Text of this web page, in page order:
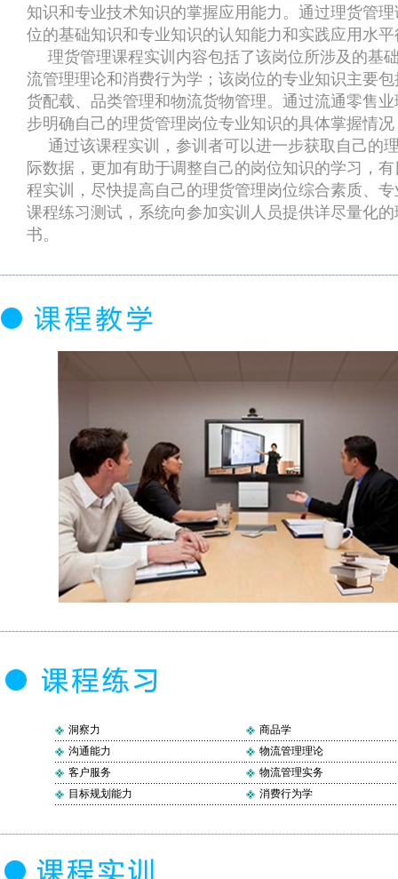
知识和专业技术知识的掌握应用能力。通过理货管
位的基础知识和专业知识的认知能力和实践应用水
理货管理课程实训内容包括了该岗位所涉及的基
流管理理论和消费行为学；该岗位的专业知识主要
货配载、品类管理和物流货物管理。通过流通零售
步明确自己的理货管理岗位专业知识的具体掌握情
通过该课程实训，参训者可以进一步获取自己的
际数据，更加有助于调整自己的岗位知识的学习，
程实训，尽快提高自己的理货管理岗位综合素质、
课程练习测试，系统向参加实训人员提供详尽量化
书。
洞察力
商品学
沟通能力
物流管理理论
客户服务
物流管理实务
目标规划能力
消费行为学